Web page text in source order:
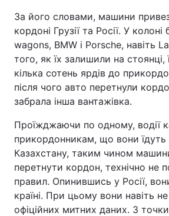
За його словами, машини
кордоні Грузії та Росії. У
wagons, BMW і Porsche, навіть
того, як їх залишили на стоянці,
кілька сотень ярдів до
після чого авто перетнули
забрала інша вантажівка.
Проїжджаючи по одному, водії
прикордонникам, що вони
Казахстану, таким чином
перетнути кордон, технічно не
правил. Опинившись у Росії,
країні. При цьому вони навіть
офіційних митних даних. З